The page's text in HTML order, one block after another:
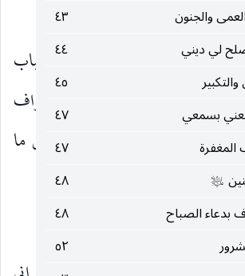
والجنون
٤٣
لي ديني
٤٤
٤٥
بسمعي
٤٧
٤٧
عليه‌السلام
٤٨
بدعاء الصباح
٤٨
٥٢
العاملي رحمه الله تعالى : استحباب
في حال التعقيب ، وفي حال الانصراف
حاجة ، واستحباب ترك كل ما
في ذلك :